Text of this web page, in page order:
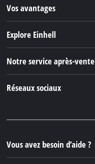
Vos avantages
Explore Einhell
Einhell Germany AG
Notre service après-vente
Réseaux sociaux
Instagram
TikTok
Vous avez besoin d’aide ?